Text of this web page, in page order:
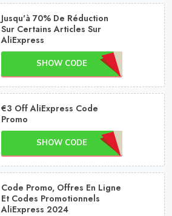
Jusqu'à 70% De Réduction
Sur Certains Articles Sur
AliExpress
SHOW CODE
€3 Off AliExpress Code
Promo
SHOW CODE
Code Promo, Offres En Ligne
Et Codes Promotionnels
AliExpress 2024